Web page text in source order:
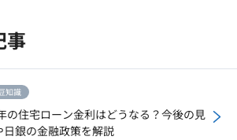
事
知識
の住宅ローン金利はどうなる？今後の見
日銀の金融政策を解説